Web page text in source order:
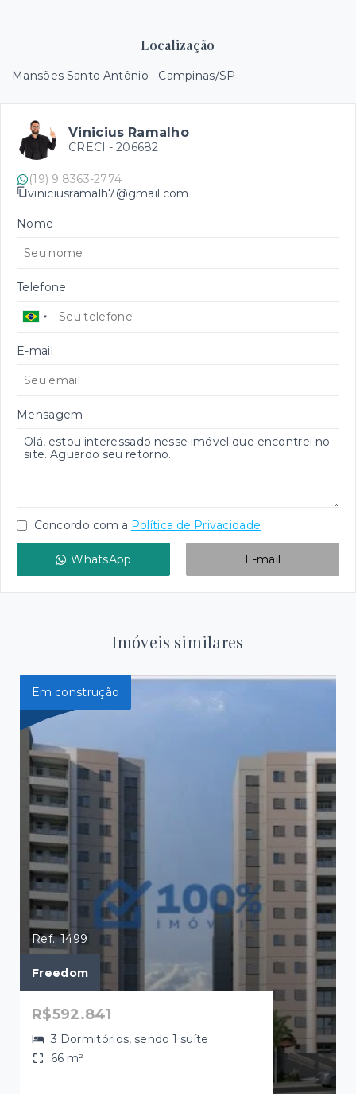
Localização
Mansões Santo Antônio - Campinas/SP
Vinicius Ramalho
CRECI - 206682
(19) 9 8363-2774
viniciusramalh7@gmail.com
Nome
Telefone
E-mail
Mensagem
Concordo com a Política de Privacidade
WhatsApp E-mail
Imóveis similares
Em construção
Ref.: 1499
Freedom
R$592.841
3 Dormitórios, sendo 1 suíte
66 m²